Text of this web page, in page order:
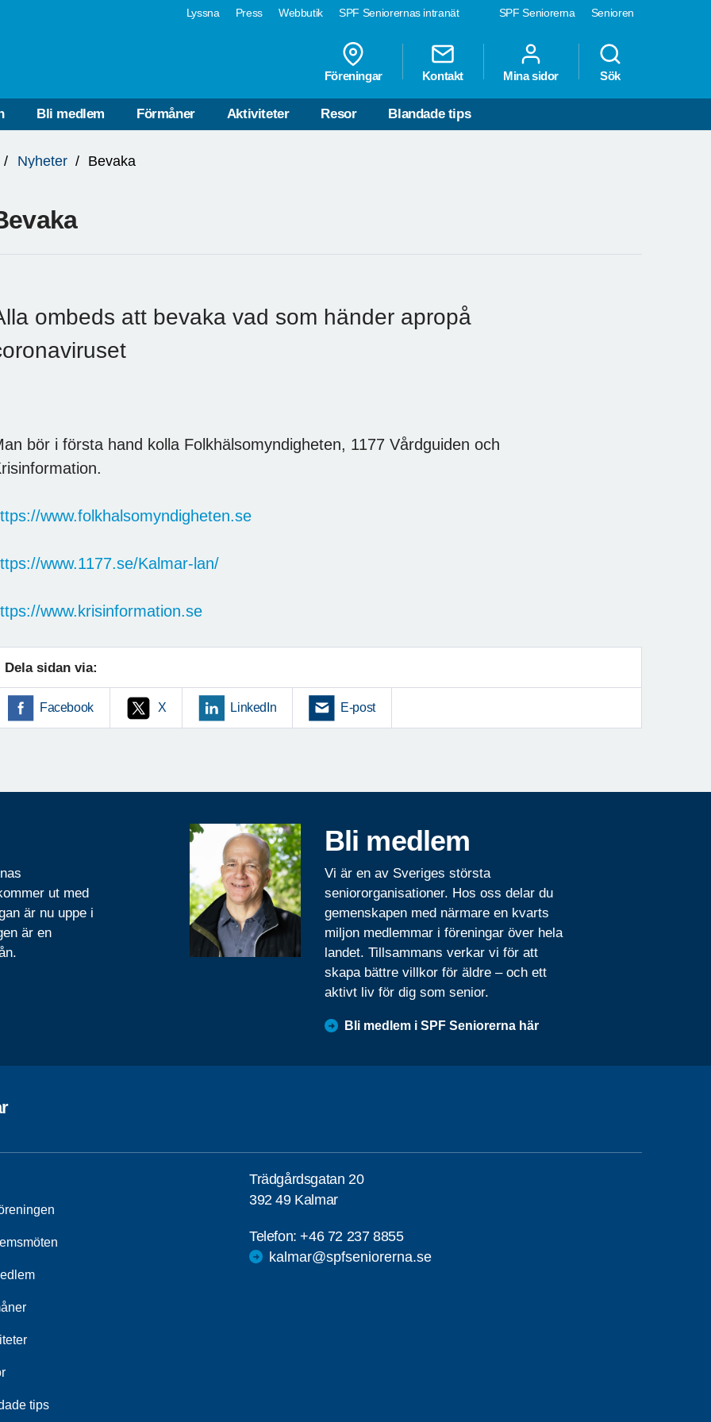
SPF Seniorerna Senioren
Lyssna Press Webbutik SPF Seniorernas intranät
Föreningar Kontakt Mina sidor Sök
Bli medlem Förmåner Aktiviteter Resor Blandade tips
Nyheter Bevaka
ombeds att bevaka vad som händer apropå
bör i första hand kolla Folkhälsomyndigheten, 1177 Vårdguiden och
www.folkhalsomyndigheten.se
www.1177.se/Kalmar-lan/
www.krisinformation.se
Dela sidan via:
Facebook X LinkedIn E-post
ut med
är nu uppe i
är en
Bli medlem
Vi är en av Sveriges största
seniororganisationer. Hos oss delar du
gemenskapen med närmare en kvarts
miljon medlemmar i föreningar över hela
landet. Tillsammans verkar vi för att
skapa bättre villkor för äldre – och ett
aktivt liv för dig som senior.
Bli medlem i SPF Seniorerna här
tips
Trädgårdsgatan 20
392 49 Kalmar
Telefon:+46 72 237 8855
kalmar@spfseniorerna.se